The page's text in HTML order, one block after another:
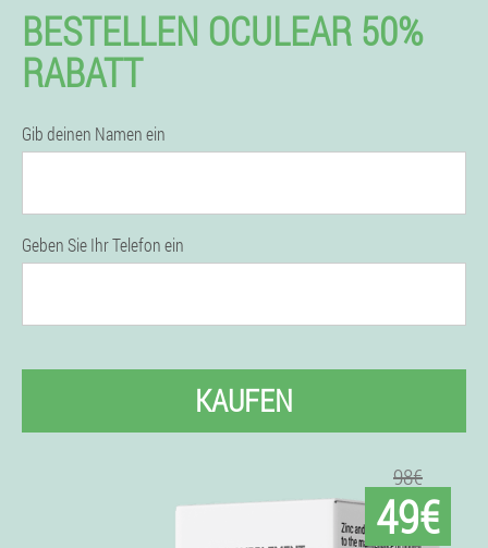
BESTELLEN OCULEAR 50%
RABATT
Gib deinen Namen ein
Geben Sie Ihr Telefon ein
KAUFEN
98€
49€